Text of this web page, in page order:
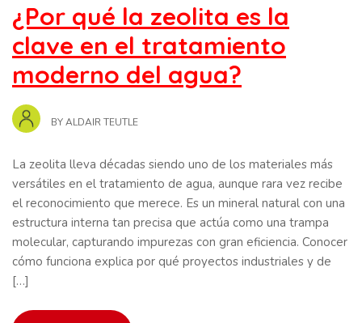
¿Por qué la zeolita es la
clave en el tratamiento
moderno del agua?
BYALDAIR TEUTLE
La zeolita lleva décadas siendo uno de los materiales más
versátiles en el tratamiento de agua, aunque rara vez recibe
el reconocimiento que merece. Es un mineral natural con una
estructura interna tan precisa que actúa como una trampa
molecular, capturando impurezas con gran eficiencia. Conocer
cómo funciona explica por qué proyectos industriales y de
[…]